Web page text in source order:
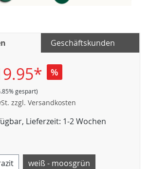
Geschäftskunden
%
gespart)
zzgl. Versandkosten
Lieferzeit: 1-2 Wochen
weiß - moosgrün